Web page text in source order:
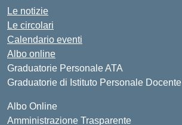
Le notizie
Le circolari
Calendario eventi
Albo online
Graduatorie Personale ATA
Graduatorie di Istituto Personale Docente
Albo Online
Amministrazione Trasparente